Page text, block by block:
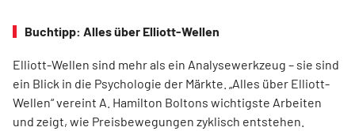
Buchtipp: Alles über Elliott-Wellen
Elliott-Wellen sind mehr als ein Analysewerkzeug – sie sind
ein Blick in die Psychologie der Märkte. „Alles über Elliott-
Wellen“ vereint A. Hamilton Boltons wichtigste Arbeiten
und zeigt, wie Preisbewegungen zyklisch entstehen.